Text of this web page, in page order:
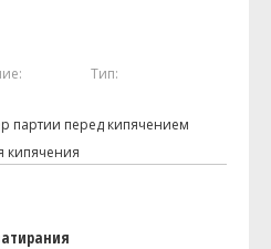
Тип:
партии перед кипячением
кипячения